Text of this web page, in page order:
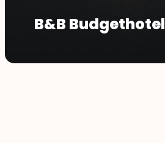
B&B Budgethotel